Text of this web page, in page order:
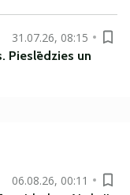
31.07.26, 08:15
. Pieslēdzies un
06.08.26, 00:11